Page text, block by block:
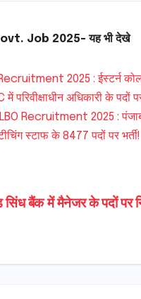
Job 2025- यह भी देखे
2025 : ईस्टर्न
में परिवीक्षाधीन अधिकारी के
LBO Recruitment 2025 :
स्टाफ के 8477 पदों पर
सिंध बैंक में मैनेजर के पदों पर